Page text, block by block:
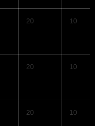
20 10
20 10
20 10